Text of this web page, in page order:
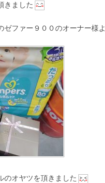
きました
ゼファー９００のオーナー様
のオヤツを頂きました